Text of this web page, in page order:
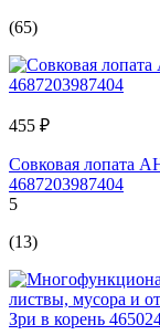
(65)
455 ₽
Совковая лопата
4687203987404
5
(13)